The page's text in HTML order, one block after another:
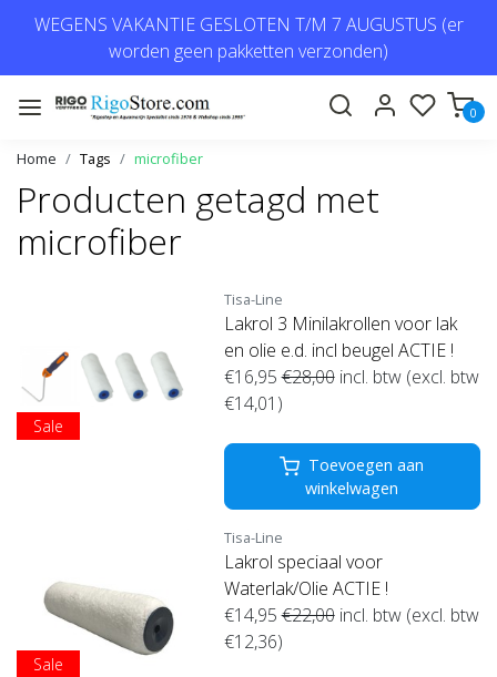
WEGENS VAKANTIE GESLOTEN T/M 7 AUGUSTUS (er
worden geen pakketten verzonden)
0
Home Tags microfiber
Producten getagd met
microfiber
Sale
Tisa-Line
Lakrol 3 Minilakrollen voor lak
en olie e.d. incl beugel ACTIE !
€16,95 €28,00incl. btw (excl. btw
€14,01)
Toevoegen aan
winkelwagen
Sale
Tisa-Line
Lakrol speciaal voor
Waterlak/Olie ACTIE !
€14,95 €22,00incl. btw (excl. btw
€12,36)